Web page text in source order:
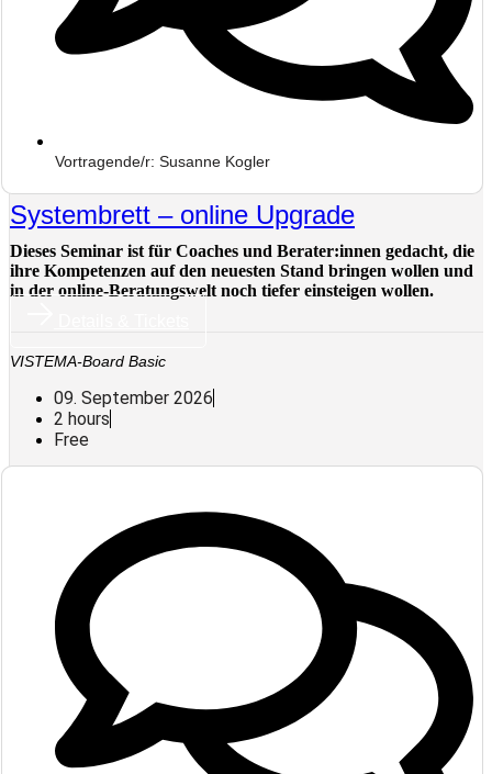
Vortragende/r: Susanne Kogler
Systembrett – online Upgrade
Dieses Seminar ist für Coaches und Berater:innen gedacht, die
ihre Kompetenzen auf den neuesten Stand bringen wollen und
in der online-Beratungswelt noch tiefer einsteigen wollen.
VISTEMA-Board Basic
09. September 2026
2 hours
Free